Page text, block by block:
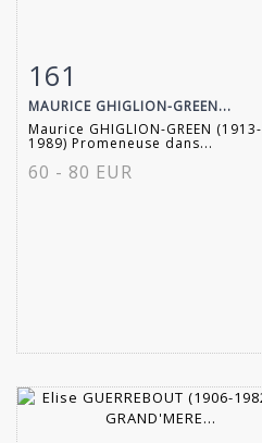
Item detail
161
MAURICE GHIGLION-GREEN...
Maurice GHIGLION-GREEN (1913-
1989) Promeneuse dans...
60 - 80 EUR